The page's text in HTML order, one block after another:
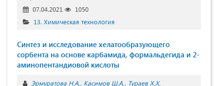
07.04.2021
1050
13. Химическая технология
Синтез и исследование хелатообразующего
сорбента на основе карбамида, формальдегида и 2-
аминопентандиовой кислоты
Эрмуратова Н.А. Касимов Ш.А. Тураев Х.Х.